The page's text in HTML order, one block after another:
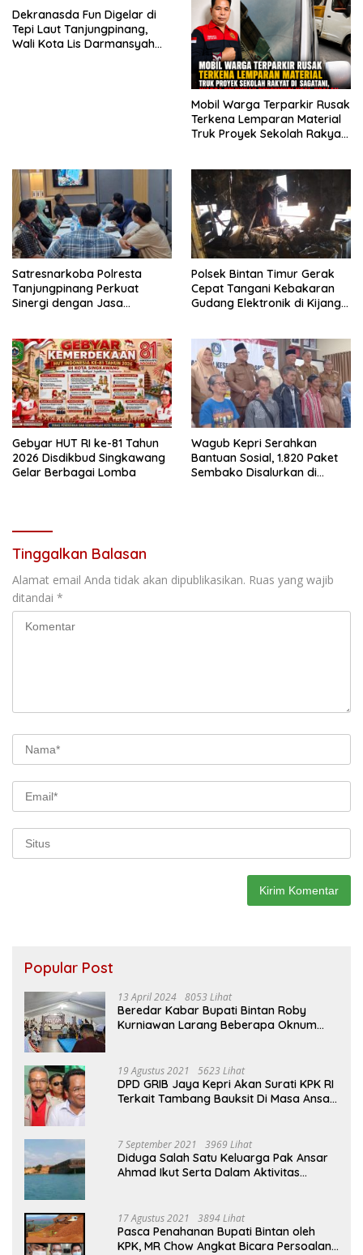
Dekranasda Fun Digelar di
Tepi Laut Tanjungpinang,
Wali Kota Lis Darmansyah
Mobil Warga Terparkir Rusak
Terkena Lemparan Material
Truk Proyek Sekolah Rakyat
Satresnarkoba Polresta
Tanjungpinang Perkuat
Sinergi dengan Jasa
Polsek Bintan Timur Gerak
Cepat Tangani Kebakaran
Gudang Elektronik di Kijang
Gebyar HUT RI ke-81 Tahun
2026 Disdikbud Singkawang
Gelar Berbagai Lomba
Wagub Kepri Serahkan
Bantuan Sosial, 1.820 Paket
Sembako Disalurkan di
Tinggalkan Balasan
Alamat email Anda tidak akan dipublikasikan. Ruas yang wajib
ditandai *
Popular Post
13 April 2024 8053 Lihat
Beredar Kabar Bupati Bintan Roby
Kurniawan Larang Beberapa Oknum
19 Agustus 2021 5623 Lihat
DPD GRIB Jaya Kepri Akan Surati KPK RI
Terkait Tambang Bauksit Di Masa Ansar
7 September 2021 3969 Lihat
Diduga Salah Satu Keluarga Pak Ansar
Ahmad Ikut Serta Dalam Aktivitas
17 Agustus 2021 3894 Lihat
Pasca Penahanan Bupati Bintan oleh
KPK, MR Chow Angkat Bicara Persoalan